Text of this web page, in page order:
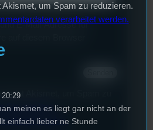
E-Mail-Adresse für
Akismet, um Spam zu
Sie, wie Ihre
werden.
um Spam zu reduzieren.
verarbeitet werden.
meinen es liegt gar nicht an der
einfach lieber ne Stunde